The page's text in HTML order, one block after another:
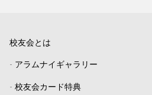
校友会とは
- アラムナイギャラリー
- 校友会カード特典